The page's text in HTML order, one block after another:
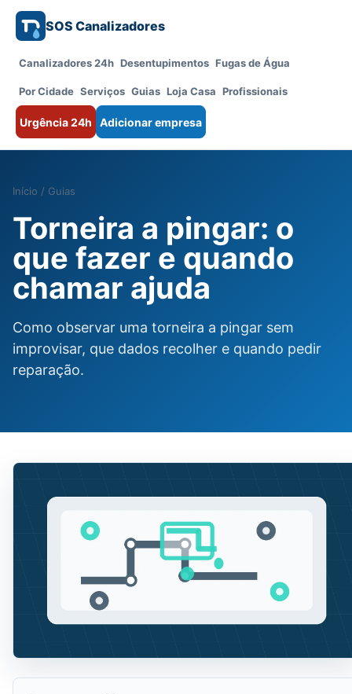
SOS Canalizadores
Canalizadores 24h Desentupimentos Fugas de Água
Por Cidade Serviços Guias Loja Casa Profissionais
Urgência 24h Adicionar empresa
Início / Guias
Torneira a pingar: o
que fazer e quando
chamar ajuda
Como observar uma torneira a pingar sem
improvisar, que dados recolher e quando pedir
reparação.